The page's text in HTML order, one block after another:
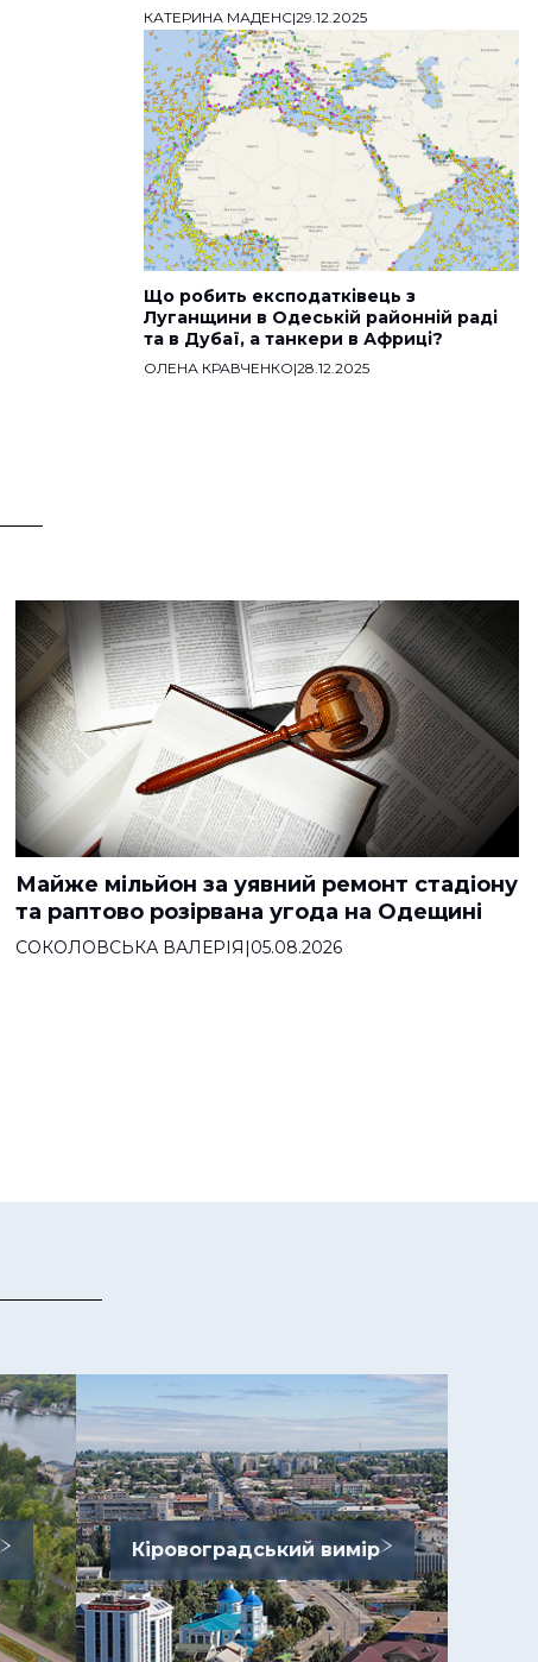
КАТЕРИНА МАДЕНС|29.12.2025
Що робить експодатківець з
Луганщини в Одеській районній раді
та в Дубаї, а танкери в Африці?
ОЛЕНА КРАВЧЕНКО|28.12.2025
Майже мільйон за уявний ремонт стадіону
та раптово розірвана угода на Одещині
СОКОЛОВСЬКА ВАЛЕРІЯ|05.08.2026
Кіровоградський вимір